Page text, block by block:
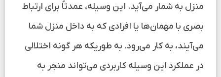
منزل به شمار می‌آید. این وسیله، عمدتاً برای ارتباط
بصری با مهمان‌ها یا افرادی که به داخل منزل شما
می‌آیند، به کار می‌رود. به طوریکه هر گونه اختلالی
در عملکرد این وسیله کاربردی می‌تواند منجر به